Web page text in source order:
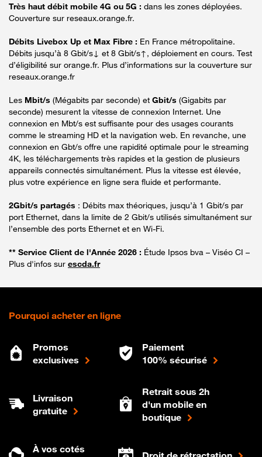
Très haut débit mobile 4G ou 5G : dans les zones déployées.
Couverture sur reseaux.orange.fr.
Débits Livebox Up et Max Fibre : En France métropolitaine.
Débits jusqu’à 8 Gbit/s↓ et 8 Gbit/s↑, déploiement en cours. Test
d’éligibilité sur orange.fr. Plus d’informations sur la couverture sur
reseaux.orange.fr
Les Mbit/s (Mégabits par seconde) et Gbit/s (Gigabits par
seconde) mesurent la vitesse de connexion Internet. Une
connexion en Mbt/s est suffisante pour des usages courants
comme le streaming HD et la navigation web. En revanche, une
connexion en Gbt/s offre une rapidité optimale pour le streaming
4K, les téléchargements très rapides et la gestion de plusieurs
appareils connectés simultanément. Plus la vitesse est élevée,
plus votre expérience en ligne sera fluide et performante.
2Gbit/s partagés : Débits max théoriques, jusqu’à 1 Gbit/s par
port Ethernet, dans la limite de 2 Gbit/s utilisés simultanément sur
l’ensemble des ports Ethernet et en Wi-Fi.
** Service Client de l'Année 2026 : Étude Ipsos bva – Viséo CI –
Plus d'infos sur escda.fr
Pourquoi acheter en ligne
Promos
exclusives
Paiement
100% sécurisé
Livraison
gratuite
Retrait sous 2h
d'un mobile en
boutique
À vos cotés